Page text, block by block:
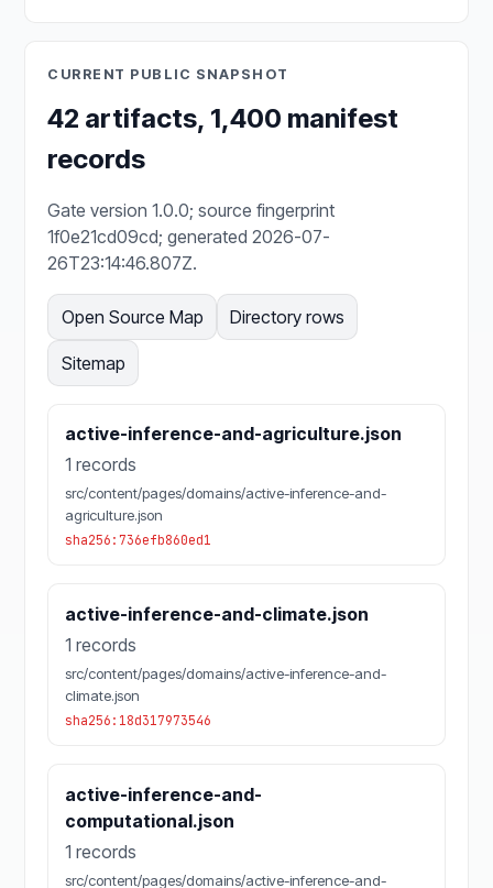
CURRENT PUBLIC SNAPSHOT
42 artifacts, 1,400 manifest
records
Gate version 1.0.0; source fingerprint
1f0e21cd09cd; generated 2026-07-
26T23:14:46.807Z.
Open Source Map Directory rows
Sitemap
active-inference-and-agriculture.json
1 records
src/content/pages/domains/active-inference-and-
agriculture.json
sha256:736efb860ed1
active-inference-and-climate.json
1 records
src/content/pages/domains/active-inference-and-
climate.json
sha256:18d317973546
active-inference-and-
computational.json
1 records
src/content/pages/domains/active-inference-and-